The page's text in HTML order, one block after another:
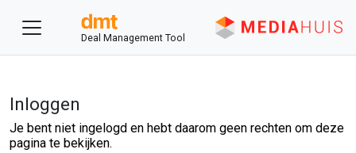
Deal Management Tool
Inloggen
Je bent niet ingelogd en hebt daarom geen rechten om deze
pagina te bekijken.